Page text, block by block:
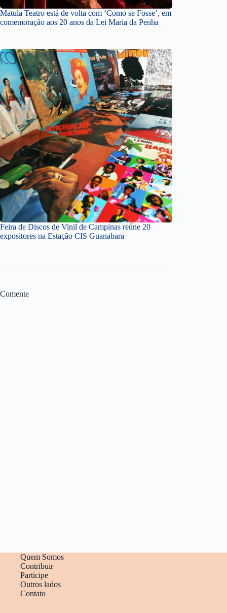
Matula Teatro está de volta com ‘Como se Fosse’, em
comemoração aos 20 anos da Lei Maria da Penha
Feira de Discos de Vinil de Campinas reúne 20
expositores na Estação CIS Guanabara
Comente
Quem Somos
Contribuir
Participe
Outros lados
Contato